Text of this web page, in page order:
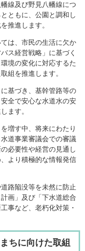
線及び野見八幡線につ
ともに、公園と調和し
推進します。
は、市民の生活に欠か
ス経営戦略」に基づく
境の変化に対応するた
組を推進します。
基づき、基幹管路等の
全で安心な水道水の安
ます。
増す中、将来にわたり
道事業審議会での審議
必要性や経営の見通し
より積極的な情報発信
路陥没等を未然に防止
画」及び「下水道総合
事など、老朽化対策・
ちに向けた取組